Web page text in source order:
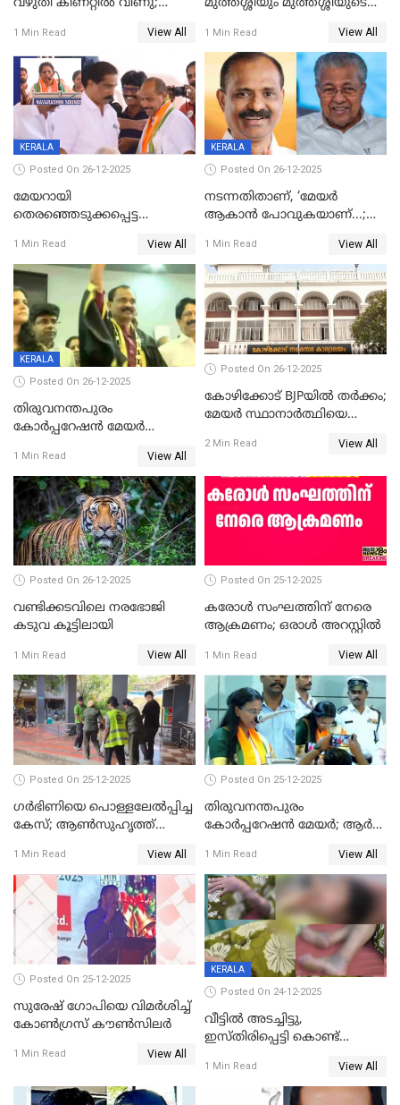
വഴുതി കിണറ്റിൽ വീണു;
ദാരുണാന്ത്യം
1 Min Read View All
മുത്തശ്ശിയും മുത്തശ്ശിയുടെ
മരിച്ചനിലയിൽ
1 Min Read View All
KERALA
Posted On 26-12-2025
മേയറായി
തെരഞ്ഞെടുക്കപ്പെട്ട
ആദ്യ വോട്ട് അസാധു; കണ്ണൂർ
ഡെപ്യൂട്ടി മേയർ സ്ഥാനത്ത്
താഹിറിന് വിജയം
1 Min Read View All
KERALA
Posted On 26-12-2025
നടന്നതിതാണ്, ‘മേയർ
ആകാൻ പോവുകയാണ്...;
മുഖ്യമന്ത്രിയുടെ ഓഫീസ്
തന്നെ വിശദീകരിയ്ക്കുന്നു;
സത്യമിതാണ്
1 Min Read View All
KERALA
Posted On 26-12-2025
തിരുവനന്തപുരം
കോര്‍പ്പറേഷന്‍ മേയര്‍
ഹൈക്കോടതിയിലേക്ക്;
സത്യപ്രതിജ്ഞ ചടങ്ങില്‍
ചട്ടലംഘനമെന്ന് പാർട്ടി
1 Min Read View All
Posted On 26-12-2025
കോഴിക്കോട് BJPയിൽ തർക്കം;
മേയർ സ്ഥാനാർത്ഥിയെ
2 Min Read View All
Posted On 26-12-2025
വണ്ടിക്കടവിലെ നരഭോജി
കടുവ കൂട്ടിലായി
1 Min Read View All
Posted On 25-12-2025
കരോള്‍ സംഘത്തിന് നേരെ
ആക്രമണം; ഒരാള്‍ അറസ്റ്റില്‍
1 Min Read View All
Posted On 25-12-2025
ഗര്‍ഭിണിയെ പൊള്ളലേല്‍പ്പിച്ച
കേസ്; ആണ്‍സുഹൃത്ത്
1 Min Read View All
Posted On 25-12-2025
തിരുവനന്തപുരം
കോര്‍പ്പറേഷന്‍ മേയർ; ആര്‍
1 Min Read View All
Posted On 25-12-2025
സുരേഷ് ഗോപിയെ വിമര്‍ശിച്ച്
കോണ്‍ഗ്രസ് കൗണ്‍സിലര്‍
1 Min Read View All
KERALA
Posted On 24-12-2025
വീട്ടിൽ അടച്ചിട്ടു,
ഇസ്തിരിപ്പെട്ടി കൊണ്ട്
ഗർഭിണിയായ യുവതിക്ക് ക്രൂര
1 Min Read View All